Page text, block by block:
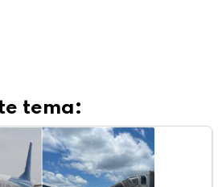
tema: